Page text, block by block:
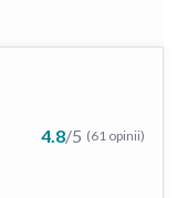
4.8/5 (61 opinii)